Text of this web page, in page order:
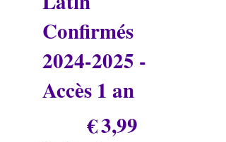
Confirmés
2024-2025 -
Accès 1 an
€3,99